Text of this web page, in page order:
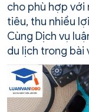
cho phù hợp
tiêu, thu nhiều
Cùng Dịch vụ
du lịch trong bài